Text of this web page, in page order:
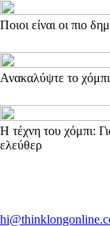
Ποιοι είναι οι πιο
Ανακαλύψτε το
Η τέχνη του χόμπι:
ελεύθερ